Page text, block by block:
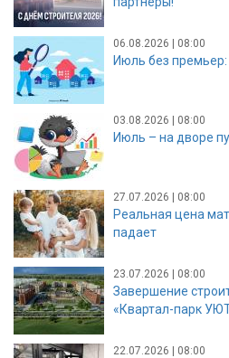
06.08.2026 | 08:00
Июль без
03.08.2026 | 08:00
Июль – на дворе
27.07.2026 | 08:00
Реальная цена
падает
23.07.2026 | 08:00
Завершение
«Квартал-парк
22.07.2026 | 08:00